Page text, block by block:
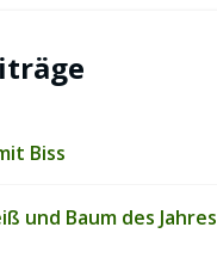
Biss
und Baum des Jahres